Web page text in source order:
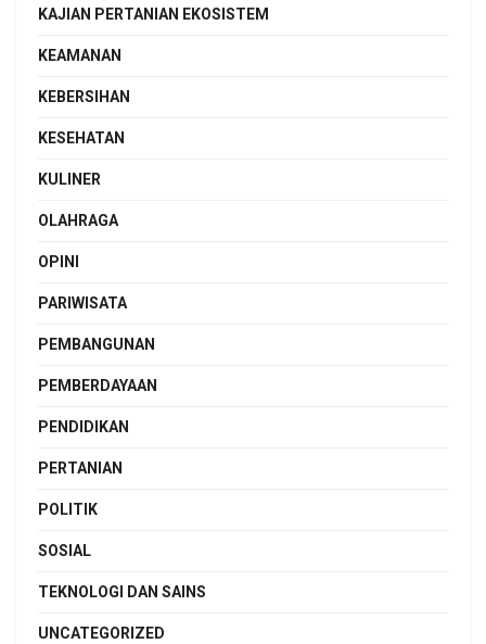
KAJIAN PERTANIAN EKOSISTEM
KEAMANAN
KEBERSIHAN
KESEHATAN
KULINER
OLAHRAGA
OPINI
PARIWISATA
PEMBANGUNAN
PEMBERDAYAAN
PENDIDIKAN
PERTANIAN
POLITIK
SOSIAL
TEKNOLOGI DAN SAINS
UNCATEGORIZED